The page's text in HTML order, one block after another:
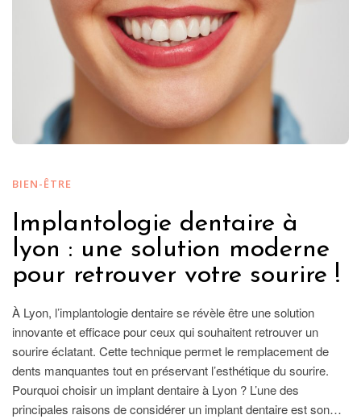
BIEN-ÊTRE
Implantologie dentaire à
lyon : une solution moderne
pour retrouver votre sourire !
À Lyon, l’implantologie dentaire se révèle être une solution
innovante et efficace pour ceux qui souhaitent retrouver un
sourire éclatant. Cette technique permet le remplacement de
dents manquantes tout en préservant l’esthétique du sourire.
Pourquoi choisir un implant dentaire à Lyon ? L’une des
principales raisons de considérer un implant dentaire est son…